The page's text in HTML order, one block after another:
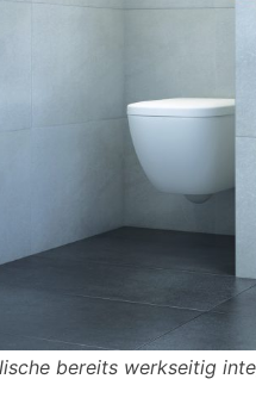
bereits werkseitig